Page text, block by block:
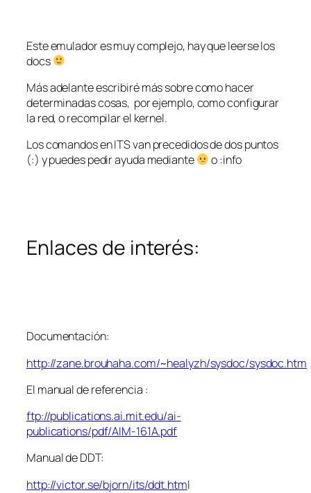
Este emulador es muy complejo, hay que leerse los
docs
Más adelante escribiré más sobre como hacer
determinadas cosas, por ejemplo, como configurar
la red, o recompilar el kernel.
Los comandos en ITS van precedidos de dos puntos
(:) y puedes pedir ayuda mediante o:info
Enlaces de interés:
Documentación:
http://zane.brouhaha.com/~healyzh/sysdoc/sysdoc.htm
El manual de referencia :
ftp://publications.ai.mit.edu/ai-
publications/pdf/AIM-161A.pdf
Manual de DDT:
http://victor.se/bjorn/its/ddt.html